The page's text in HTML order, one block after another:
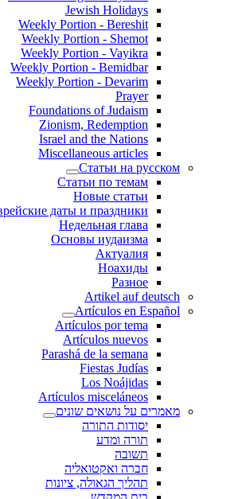
Jewish Holidays
Weekly Portion - Bereshit
Weekly Portion - Shemot
Weekly Portion - Vayikra
Weekly Portion - Bemidbar
Weekly Portion - Devarim
Prayer
Foundations of Judaism
Zionism, Redemption
Israel and the Nations
Miscellaneous articles
Статьи на русском
Статьи по темам
Новые статьи
даты и праздники
Недельная глава
Основы иудаизма
Актуалия
Ноахиды
Разное
Artikel auf deutsch
Artículos en Español
Artículos por tema
Artículos nuevos
Parashá de la semana
Fiestas Judías
Los Noájidas
Artículos misceláneos
מאמרים על נושאים שונים
יסודות התורה
תורה ומדע
תשובה
חברה ואקטואליה
תהליך הגאולה, ציונות